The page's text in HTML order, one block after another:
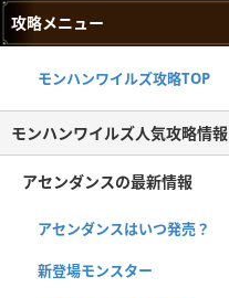
攻略メニュー
モンハンワイルズ攻略TOP
モンハンワイルズ人気攻略情報
アセンダンスの最新情報
アセンダンスはいつ発売？
新登場モンスター